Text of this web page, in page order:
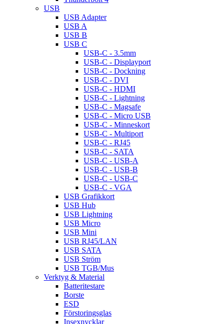
USB
USB Adapter
USB A
USB B
USB C
USB-C - 3.5mm
USB-C - Displayport
USB-C - Dockning
USB-C - DVI
USB-C - HDMI
USB-C - Lightning
USB-C - Magsafe
USB-C - Micro USB
USB-C - Minneskort
USB-C - Multiport
USB-C - RJ45
USB-C - SATA
USB-C - USB-A
USB-C - USB-B
USB-C - USB-C
USB-C - VGA
USB Grafikkort
USB Hub
USB Lightning
USB Micro
USB Mini
USB RJ45/LAN
USB SATA
USB Ström
USB TGB/Mus
Verktyg & Material
Batteritestare
Borste
ESD
Förstoringsglas
Insexnycklar